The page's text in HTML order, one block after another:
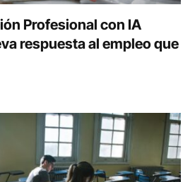
Profesional con IA
respuesta al empleo que